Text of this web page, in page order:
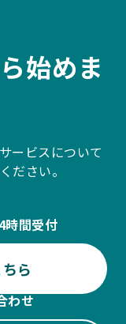
始めま
ービスについて
ださい。
間受付
ら
わせ